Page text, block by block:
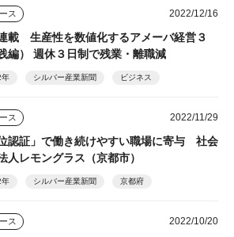
ス 2022/12/16
載 生産性を数値化するアメーバ経営３
（実践編） 週休３日制で残業・離職減
シルバー産業新聞 ビジネス
ス 2022/11/29
位認証」で働き続けやすい職場に寄与 社会
人レモングラス（京都市）
シルバー産業新聞 京都府
ス 2022/10/20